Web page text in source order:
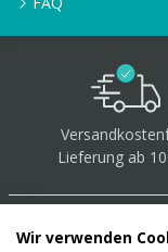
Lieferung ab
Wir verwenden